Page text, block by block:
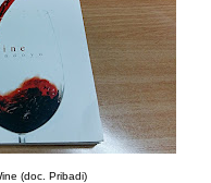
(doc. Pribadi)